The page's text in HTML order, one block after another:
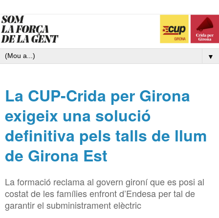
▼
La CUP-Crida per Girona
exigeix una solució
definitiva pels talls de llum
de Girona Est
La formació reclama al govern gironí que es posi al
costat de les famílies enfront d’Endesa per tal de
garantir el subministrament elèctric